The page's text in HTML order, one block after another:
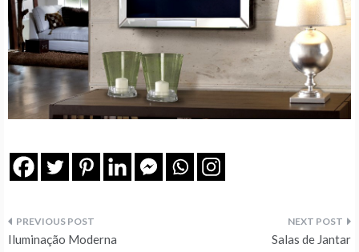
Navegação
Iluminação Moderna Salas de Jantar